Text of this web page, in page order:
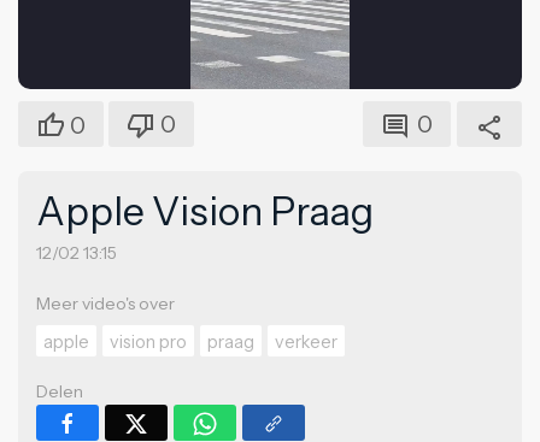
0 0 0
Apple Vision Praag
12/02 13:15
Meer video's over
apple
vision pro praag verkeer
Delen